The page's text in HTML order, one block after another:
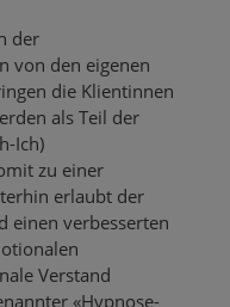
der
von den eigenen
die Klientinnen
als Teil der
Ich)
zu einer
erlaubt der
einen verbesserten
Verstand
«Hypnose-